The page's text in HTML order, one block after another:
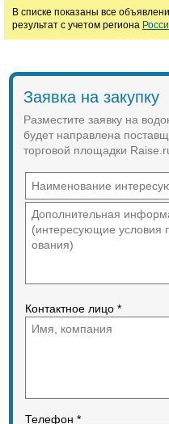
руб.
В списке показаны все
результат с учетом региона
Заявка на закупку
Разместите заявку на
будет направлена
торговой площадки
Контактное лицо *
Телефон *